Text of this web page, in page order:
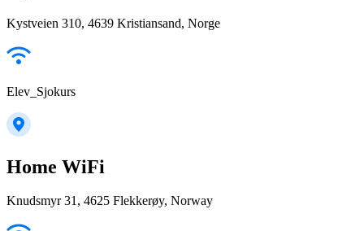
Kystveien 310, 4639 Kristiansand, Norge
Elev_Sjokurs
Home WiFi
Knudsmyr 31, 4625 Flekkerøy, Norway